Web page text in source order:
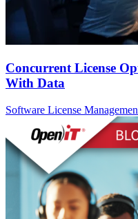
Concurrent License
With Data
Software License